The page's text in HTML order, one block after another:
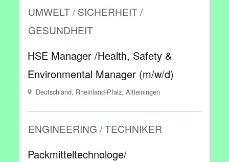
UMWELT / SICHERHEIT /
GESUNDHEIT
HSE Manager /Health, Safety &
Environmental Manager (m/w/d)
Deutschland, Rheinland-Pfalz, Altleiningen
ENGINEERING / TECHNIKER
Packmitteltechnologe/